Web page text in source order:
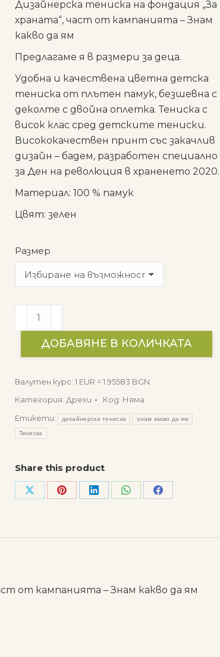
Дизайнерска тениска на фондация „За
храната“, част от кампанията – Знам
какво да ям
Предлагаме я в размери за деца.
Удобна и качествена цветна детска
тениска от плътен памук, безшевна с
деколте с двойна оплетка. Тениска с
висок клас сред детските тениски.
Висококачествен принт със закачлив
дизайн – бадем, разработен специално
за Ден на революция в храненето 2020.
Материал: 100 % памук
Цвят: зелен
Размер
количество
Дизайнерска
тениска
Знам
какво
да
ям
Ананас
ДОБАВЯНЕ В КОЛИЧКАТА
Валутен курс: 1 EUR = 1.95583 BGN
Категория: Дрехи Код: Няма
Етикети:
дизайнерска тениска знам какво да ям
Тениска
Share this product
Share Share Share Share Share
от кампанията – Знам какво да ям